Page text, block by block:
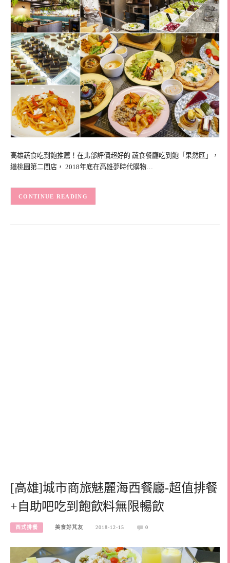
高雄蔬食吃到飽推薦！在北部評價超好的 蔬食餐廳吃到飽「果然匯」，
繼桃園第二間店， 2018年底在高雄夢時代購物…
CONTINUE READING
[高雄]城市商旅魅麗海西餐廳-超值排餐
+自助吧吃到飽飲料無限暢飲
西式排餐 美食好芃友 2018-12-15 0